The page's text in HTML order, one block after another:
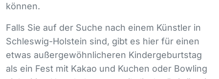
können.
Falls Sie auf der Suche nach einem Künstler in
Schleswig-Holstein sind, gibt es hier für einen
etwas außergewöhnlicheren Kindergeburtstag
als ein Fest mit Kakao und Kuchen oder Bowling